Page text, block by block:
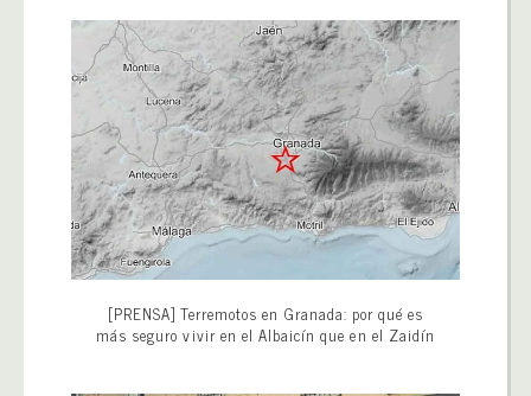
[PRENSA] Terremotos en Granada: por qué es
más seguro vivir en el Albaicín que en el Zaidín